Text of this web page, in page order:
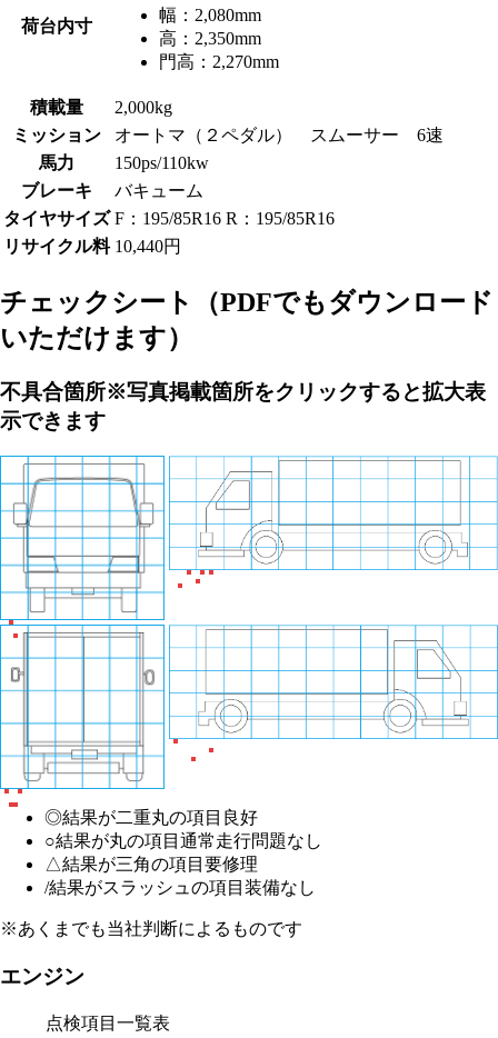
荷台内寸
幅： 2,080mm
高： 2,350mm
門高： 2,270mm
積載量
2,000kg
ミッション
オートマ（２ペダル） スムーサー 6速
馬力
150ps/110kw
ブレーキ
バキューム
タイヤサイズ F：195/85R16 R：195/85R16
リサイクル料 10,440円
チェックシート
（PDFでもダウンロード
いただけます）
不具合箇所※写真掲載箇所をクリックすると拡大表
示できます
◎結果が二重丸の項目 良好
○結果が丸の項目 通常走行問題なし
△結果が三角の項目 要修理
/結果がスラッシュの項目 装備なし
※あくまでも当社判断によるものです
エンジン
点検項目一覧表